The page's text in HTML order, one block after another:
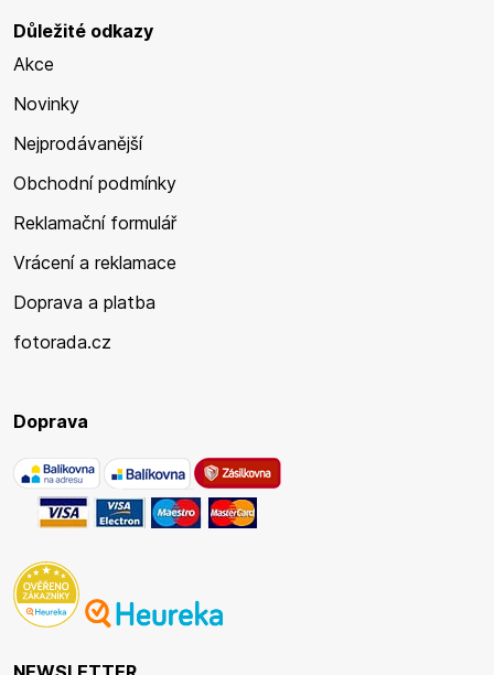
Důležité odkazy
Akce
Novinky
Nejprodávanější
Obchodní podmínky
Reklamační formulář
Vrácení a reklamace
Doprava a platba
fotorada.cz
Doprava